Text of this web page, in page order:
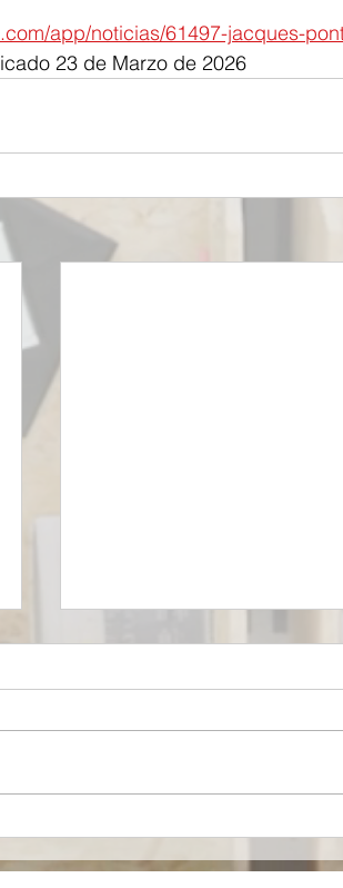
app/noticias/61497-jacques-
23 de Marzo de 2026
especializada en México